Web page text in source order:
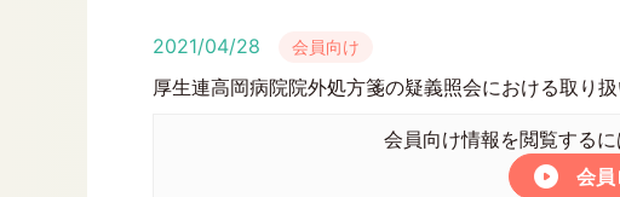
2021/04/28 会員向け
厚生連高岡病院院外処方箋の疑義照会における取り
会員向け情報を閲覧するに
会員